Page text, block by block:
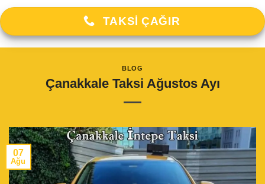
TAKSI ÇAĞIR
BLOG
Çanakkale Taksi Ağustos Ayı
07
Ağu